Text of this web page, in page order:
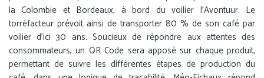
la Colombie et Bordeaux, à bord du voilier l’Avontuur. Le
torréfacteur prévoit ainsi de transporter 80 % de son café par
voilier d’ici 30 ans. Soucieux de répondre aux attentes des
consommateurs, un QR Code sera apposé sur chaque produit,
permettant de suivre les différentes étapes de production du